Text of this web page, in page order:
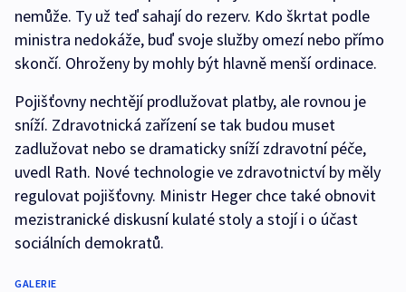
nemůže. Ty už teď sahají do rezerv. Kdo škrtat podle
ministra nedokáže, buď svoje služby omezí nebo přímo
skončí. Ohroženy by mohly být hlavně menší ordinace.
Pojišťovny nechtějí prodlužovat platby, ale rovnou je
sníží. Zdravotnická zařízení se tak budou muset
zadlužovat nebo se dramaticky sníží zdravotní péče,
uvedl Rath. Nové technologie ve zdravotnictví by měly
regulovat pojišťovny. Ministr Heger chce také obnovit
mezistranické diskusní kulaté stoly a stojí i o účast
sociálních demokratů.
GALERIE